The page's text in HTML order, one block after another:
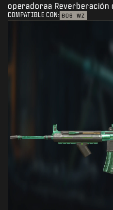
operadoraa Reverberación
COMPATIBLE CON: BO6 WZ